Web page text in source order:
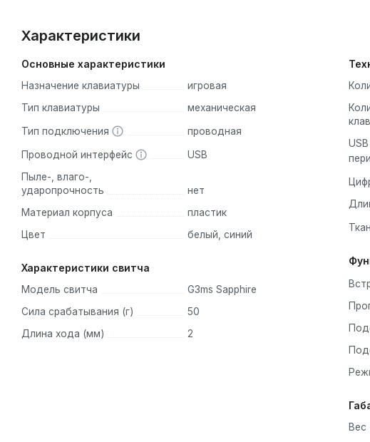
Характеристики
Основные характеристики
Назначение клавиатуры
игровая
Тип клавиатуры
механическая
Тип подключения проводная
Проводной интерфейс
USB
Пыле-, влаго-,
ударопрочность
нет
Материал корпуса
пластик
Цвет
белый, синий
Характеристики свитча
Модель свитча
G3ms Sapphire
Сила срабатывания (г)
50
Длина хода (мм)
2
Вес